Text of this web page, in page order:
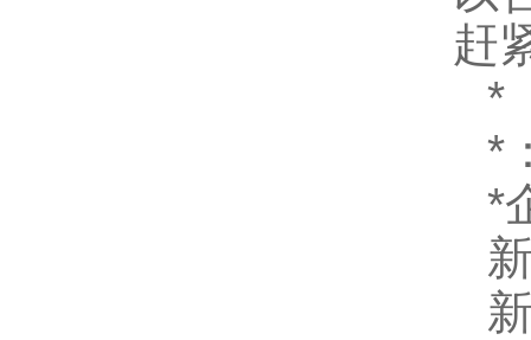
赶
*
*
*